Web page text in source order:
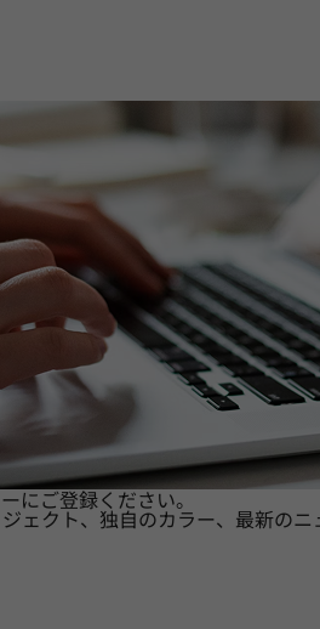
にご登録ください。
ェクト、独自のカラー、最新のニ